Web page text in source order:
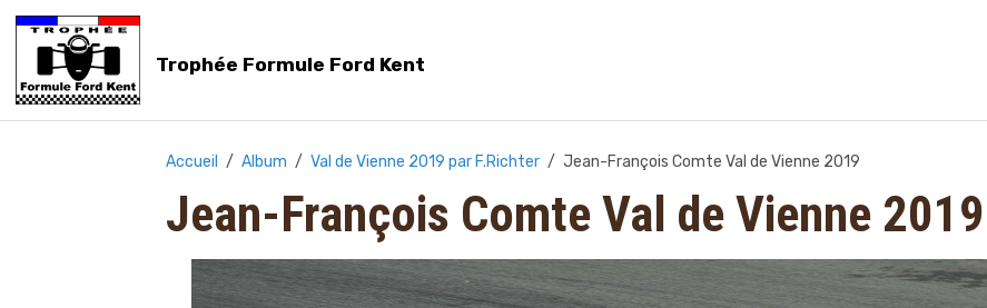
Trophée Formule Ford Kent
Accueil Album Val de Vienne 2019 par F.Richter Jean-François Comte Val de Vienne 2019
Jean-François Comte Val de Vienne 2019